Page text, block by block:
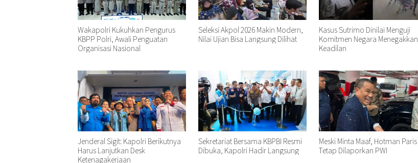
Wakapolri Kukuhkan Pengurus
KBPP Polri, Awali Penguatan
Organisasi Nasional
Seleksi Akpol 2026 Makin Modern,
Nilai Ujian Bisa Langsung Dilihat
Kasus Sutrimo Dinilai Menguji
Komitmen Negara Menegakkan
Keadilan
Jenderal Sigit: Kapolri Berikutnya
Harus Lanjutkan Desk
Ketenagakerjaan
Sekretariat Bersama KBPBI Resmi
Dibuka, Kapolri Hadir Langsung
Meski Minta Maaf, Hotman Paris
Tetap Dilaporkan PWI